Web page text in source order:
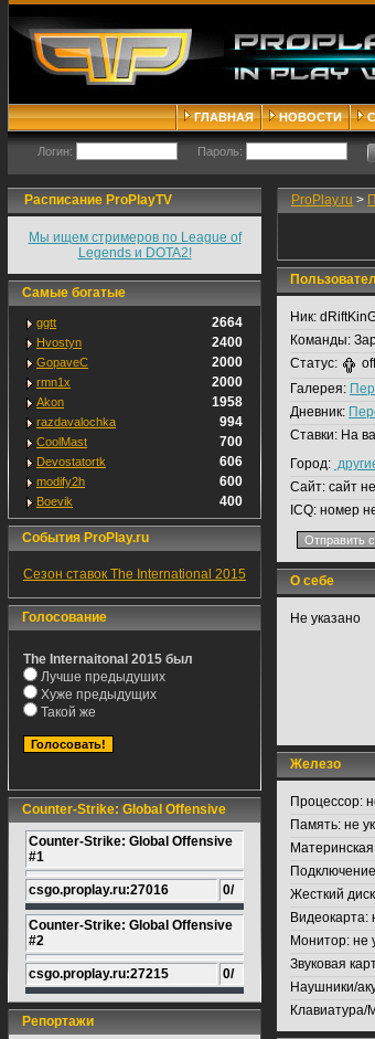
ГЛАВНАЯ НОВОСТИ
Логин: Пароль:
Расписание ProPlayTV
Мы ищем стримеров по League of
Legends и DOTA2!
Самые богатые
ggtt 2664
Hvostyn 2400
GopaveC 2000
rmn1x 2000
Akon 1958
razdavalochka 994
CoolMast 700
Devostatortk 606
modify2h 600
Boevik 400
События ProPlay.ru
Сезон ставок The International 2015
Голосование
The Internaitonal 2015 был
Лучше предыдуших
Хуже предыдущих
Такой же
Counter-Strike: Global Offensive
Counter-Strike: Global Offensive
#1
csgo.proplay.ru:27016 0/
Counter-Strike: Global Offensive
#2
csgo.proplay.ru:27215 0/
Репортажи
ProPlay.ru >
Ник:
Команды:
Статус:
Галерея:
Дневник:
Ставки: На
Город:
Сайт: сайт
ICQ: номер
О себе
Не указано
Железо
Процессор:
Память: не
Жесткий
Видеокарта:
Монитор: не
Звуковая
Наушники/